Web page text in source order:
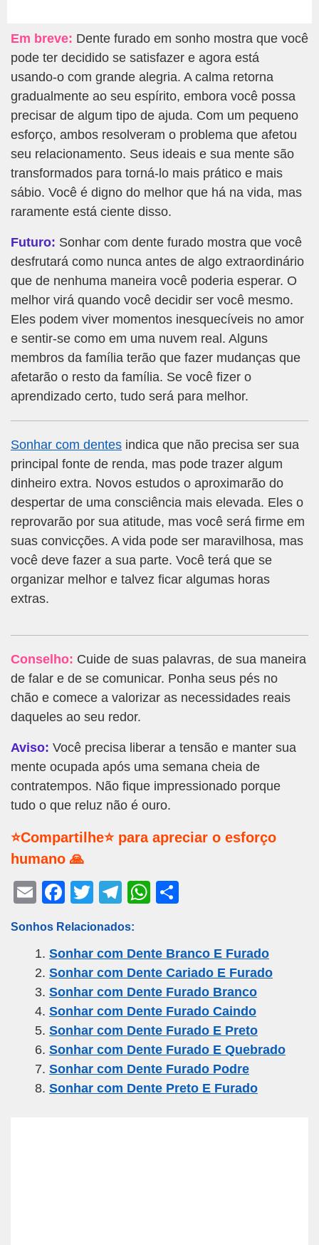
Em breve: Dente furado em sonho mostra que você
pode ter decidido se satisfazer e agora está
usando-o com grande alegria. A calma retorna
gradualmente ao seu espírito, embora você possa
precisar de algum tipo de ajuda. Com um pequeno
esforço, ambos resolveram o problema que afetou
seu relacionamento. Seus ideais e sua mente são
transformados para torná-lo mais prático e mais
sábio. Você é digno do melhor que há na vida, mas
raramente está ciente disso.
Futuro: Sonhar com dente furado mostra que você
desfrutará como nunca antes de algo extraordinário
que de nenhuma maneira você poderia esperar. O
melhor virá quando você decidir ser você mesmo.
Eles podem viver momentos inesquecíveis no amor
e sentir-se como em uma nuvem real. Alguns
membros da família terão que fazer mudanças que
afetarão o resto da família. Se você fizer o
aprendizado certo, tudo será para melhor.
Sonhar com dentes indica que não precisa ser sua
principal fonte de renda, mas pode trazer algum
dinheiro extra. Novos estudos o aproximarão do
despertar de uma consciência mais elevada. Eles o
reprovarão por sua atitude, mas você será firme em
suas convicções. A vida pode ser maravilhosa, mas
você deve fazer a sua parte. Você terá que se
organizar melhor e talvez ficar algumas horas
extras.
Conselho: Cuide de suas palavras, de sua maneira
de falar e de se comunicar. Ponha seus pés no
chão e comece a valorizar as necessidades reais
daqueles ao seu redor.
Aviso: Você precisa liberar a tensão e manter sua
mente ocupada após uma semana cheia de
contratempos. Não fique impressionado porque
tudo o que reluz não é ouro.
⭐Compartilhe⭐ para apreciar o esforço
humano 🙏
E
ail
F
c
e
b
o
o
k
T
tt
er
T
e
gr
a
m
W
s
A
p
p
e
Sonhos Relacionados:
Sonhar com Dente Branco E Furado
Sonhar com Dente Cariado E Furado
Sonhar com Dente Furado Branco
Sonhar com Dente Furado Caindo
Sonhar com Dente Furado E Preto
Sonhar com Dente Furado E Quebrado
Sonhar com Dente Furado Podre
Sonhar com Dente Preto E Furado